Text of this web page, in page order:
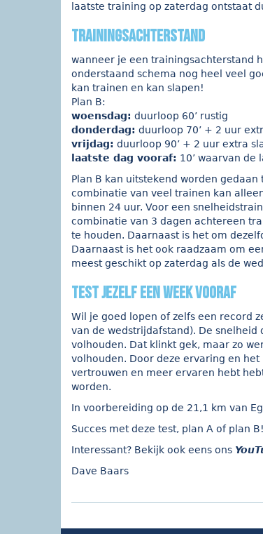
laatste training op zaterdag ontstaat
Trainingsachterstand
wanneer je een trainingsachterstand
onderstaand schema nog heel veel
kan trainen en kan slapen!
Plan B:
woensdag: duurloop 60’ rustig
donderdag: duurloop 70’ + 2 uur
vrijdag: duurloop 90’ + 2 uur extra
laatste dag vooraf: 10’ waarvan de
Plan B kan uitstekend worden
combinatie van veel trainen kan
binnen 24 uur. Voor een
combinatie van 3 dagen achtereen
te houden. Daarnaast is het om
Daarnaast is het ook raadzaam om
meest geschikt op zaterdag als de
Test jezelf een week vooraf
Wil je goed lopen of zelfs een record
van de wedstrijdafstand). De
volhouden. Dat klinkt gek, maar zo
volhouden. Door deze ervaring en
vertrouwen en meer ervaren hebt
worden.
In voorbereiding op de 21,1 km van
Succes met deze test, plan A of plan B!
Interessant? Bekijk ook eens ons
Dave Baars